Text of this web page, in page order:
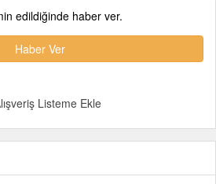
edildiğinde haber ver.
Haber Ver
Listeme Ekle